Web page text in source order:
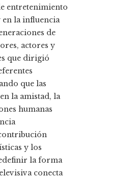
entretenimiento
en la influencia
de
actores y
que dirigió
que las
la amistad, la
humanas
y los
la forma
conecta